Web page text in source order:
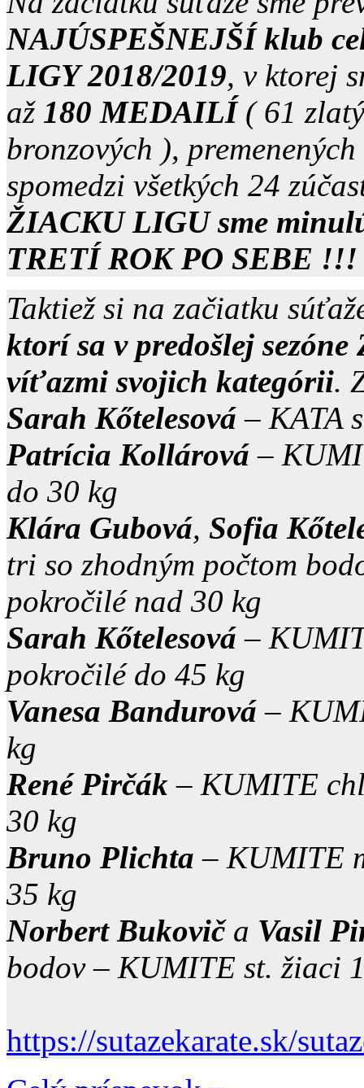
NAJÚSPEŠNEJŠÍ klub
LIGY 2018/2019, v ktorej
až 180 MEDAILÍ( 61
bronzových ),
spomedzi všetkých 24
ŽIACKU LIGU sme
TRETÍ ROK PO SEBE !!!
Taktiež si na začiatku
ktorí sa v predošlej
víťazmi svojich kategórii.
Sarah Kőtelesová – KATA
Patrícia Kollárová –
do 30 kg
Klára Gubová, Sofia
tri so zhodným počtom
pokročilé nad 30 kg
Sarah Kőtelesová –
pokročilé do 45 kg
Vanesa Bandurová –
kg
René Pirčák – KUMITE
30 kg
Bruno Plichta – KUMITE
35 kg
Norbert Bukoviča Vasil
bodov – KUMITE st. žiaci
https://sutazekarate.sk/